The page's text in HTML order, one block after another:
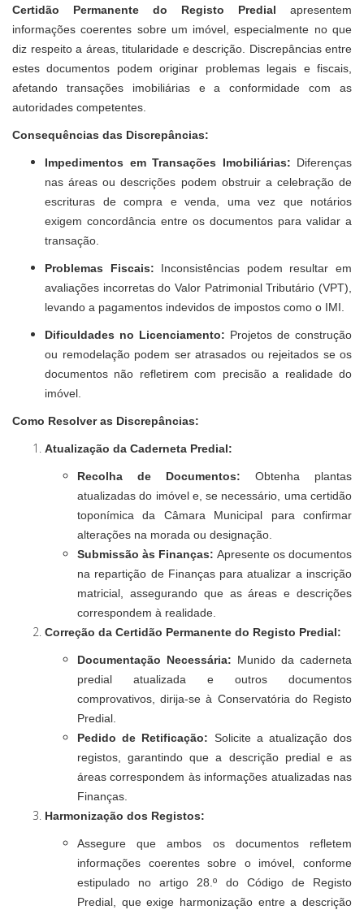
Certidão Permanente do Registo Predial apresentem
informações coerentes sobre um imóvel, especialmente no que
diz respeito a áreas, titularidade e descrição. Discrepâncias entre
estes documentos podem originar problemas legais e fiscais,
afetando transações imobiliárias e a conformidade com as
autoridades competentes.
Consequências das Discrepâncias:
Impedimentos em Transações Imobiliárias: Diferenças
nas áreas ou descrições podem obstruir a celebração de
escrituras de compra e venda, uma vez que notários
exigem concordância entre os documentos para validar a
transação.
Problemas Fiscais: Inconsistências podem resultar em
avaliações incorretas do Valor Patrimonial Tributário (VPT),
levando a pagamentos indevidos de impostos como o IMI.
Dificuldades no Licenciamento: Projetos de construção
ou remodelação podem ser atrasados ou rejeitados se os
documentos não refletirem com precisão a realidade do
imóvel.
Como Resolver as Discrepâncias:
Atualização da Caderneta Predial:
Recolha de Documentos: Obtenha plantas
atualizadas do imóvel e, se necessário, uma certidão
toponímica da Câmara Municipal para confirmar
alterações na morada ou designação.
Submissão às Finanças: Apresente os documentos
na repartição de Finanças para atualizar a inscrição
matricial, assegurando que as áreas e descrições
correspondem à realidade.
Correção da Certidão Permanente do Registo Predial:
Documentação Necessária: Munido da caderneta
predial atualizada e outros documentos
comprovativos, dirija-se à Conservatória do Registo
Predial.
Pedido de Retificação: Solicite a atualização dos
registos, garantindo que a descrição predial e as
áreas correspondem às informações atualizadas nas
Finanças.
Harmonização dos Registos:
Assegure que ambos os documentos refletem
informações coerentes sobre o imóvel, conforme
estipulado no artigo 28.º do Código de Registo
Predial, que exige harmonização entre a descrição